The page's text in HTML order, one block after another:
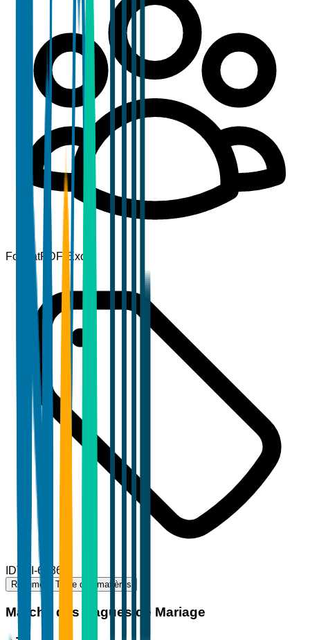
FormatPDF, Excel
IDTBI-65364
Résumé Table des matières
Marché des Bagues de Mariage